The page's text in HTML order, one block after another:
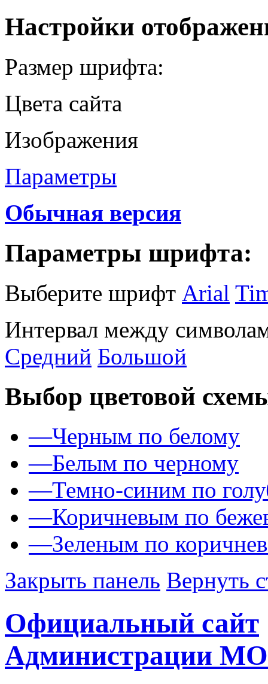
Настройки
Размер шрифта:
Цвета сайта
Изображения
Параметры
Обычная версия
Параметры шрифта:
Выберите шрифт Arial
Интервал между
Средний Большой
Выбор цветовой
—Черным по белому
—Белым по черному
—Темно-синим по
—Коричневым по
—Зеленым по
Закрыть панель Вернуть
Официальный сайт
Администрации